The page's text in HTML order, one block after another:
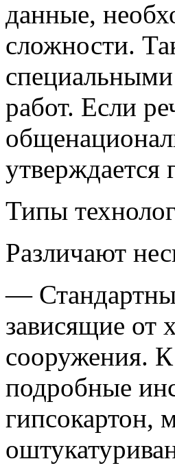
данные,
сложности.
работ. Если
утверждается
Типы
Различают
—
зависящие от
сооружения.
подробные
гипсокартон,